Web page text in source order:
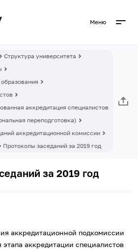
Меню
Структура университета
аккредитация специалистов
переподготовка)
аккредитационной комиссии
Протоколы заседаний за 2019 год
за 2019 год
аккредитационной подкомиссии
этапа аккредитации специалистов